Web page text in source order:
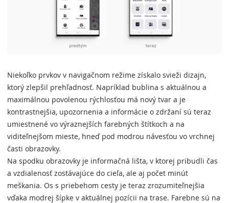
Niekoľko prvkov v navigačnom režime získalo svieži dizajn,
ktorý zlepšil prehľadnosť. Napríklad bublina s aktuálnou a
maximálnou povolenou rýchlosťou má nový tvar a je
kontrastnejšia, upozornenia a informácie o zdržaní sú teraz
umiestnené vo výraznejších farebných štítkoch a na
viditeľnejšom mieste, hneď pod modrou návesťou vo vrchnej
časti obrazovky.
Na spodku obrazovky je informačná lišta, v ktorej pribudli čas
a vzdialenosť zostávajúce do cieľa, ale aj počet minút
meškania. Os s priebehom cesty je teraz zrozumiteľnejšia
vďaka modrej šípke v aktuálnej pozícii na trase. Farebne sú na